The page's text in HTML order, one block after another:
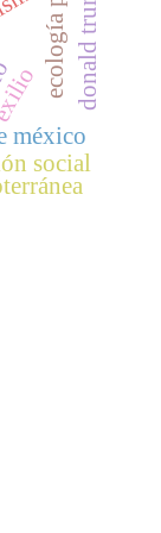
méxico
social
donald trump